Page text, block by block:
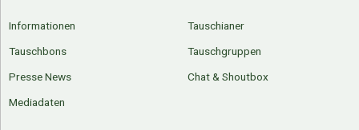
Informationen
Tauschbons
Presse News
Mediadaten
Tauschianer
Tauschgruppen
Chat & Shoutbox